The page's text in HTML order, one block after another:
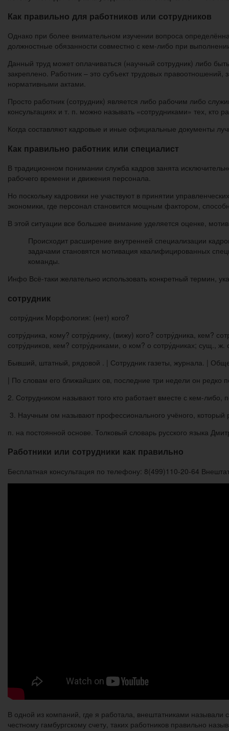
Как правильно для работников или сотрудников
Однако при более внимательном изучении вопроса
должностные обязанности совместно с кем-либо при
Данный труд может оплачиваться (научный сотрудник) либо
закреплено. Работник – это субъект трудовых
нормативными актами.
Просто работник (сотрудник) является либо рабочим либо
консультациях и т. п. можно называть «сотрудниками» тех, кто
Когда составляют кадровые и иные официальные документы
Как правильно работник или специалист
В традиционном понимании служба кадров занята
рабочего времени и движения персонала.
Но поскольку кадровики не участвуют в принятии
экономики, где персонал становится мощным фактором,
В этой ситуации все большее внимание уделяется оценке,
Происходит расширение внутренней специализации
задачами становятся мотивация квалифицированных
команды.
Инфо Всё-таки желательно использовать конкретный термин,
сотрудник
сотру́дник Морфология: (нет) кого?
сотру́дника, кому? сотру́днику, (вижу) кого? сотру́дника, кем?
сотру́дников, кем? сотру́дниками, о ком? о сотру́дниках; сущ.,
Бывший, штатный, рядовой . | Сотрудник газеты, журнала. |
| По словам его ближайших ов, последние три недели он редко
2. Сотрудником называют того кто работает вместе с кем-либо,
3. Научным ом называют профессионального учёного, который
п. на постоянной основе. Толковый словарь русского языка
Работники или сотрудники как правильно
Бесплатная консультация по телефону: 8(499)110-20-64
В одной из компаний, где я работала, внештатниками
честному гамбургскому счету, таких работников правильно